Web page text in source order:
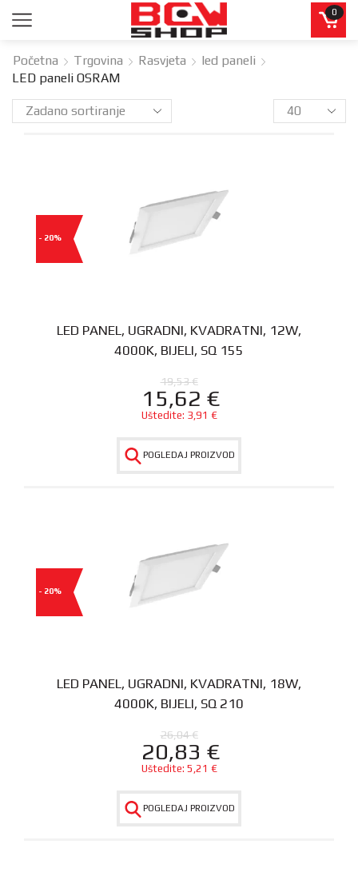
0
Početna Trgovina Rasvjeta
led paneli
LED paneli OSRAM
- 20%
LED PANEL, UGRADNI, KVADRATNI, 12W,
4000K, BIJELI, SQ 155
19,53€
15,62 €
Uštedite: 3,91 €
POGLEDAJ PROIZVOD
- 20%
LED PANEL, UGRADNI, KVADRATNI, 18W,
4000K, BIJELI, SQ 210
26,04€
20,83 €
Uštedite: 5,21 €
POGLEDAJ PROIZVOD